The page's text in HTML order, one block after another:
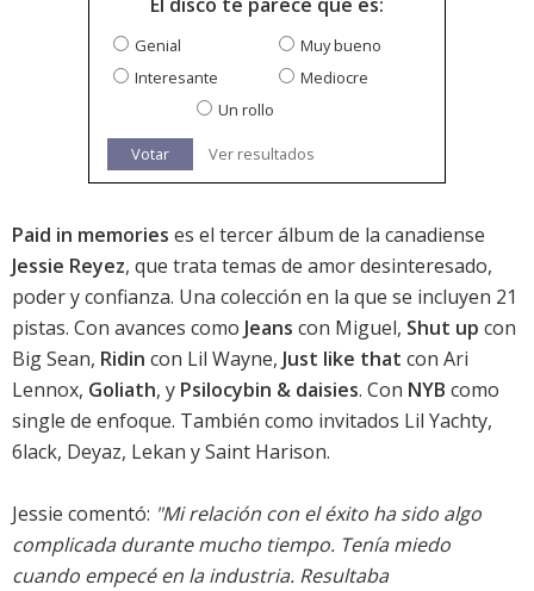
Genial
Muy bueno
Interesante
Mediocre
Un rollo
Votar Ver resultados
Paid in memories es el tercer álbum de la canadiense
Jessie Reyez, que trata temas de amor desinteresado,
poder y confianza. Una colección en la que se incluyen 21
pistas. Con avances como Jeans con Miguel, Shut up con
Big Sean, Ridin con Lil Wayne, Just like that con Ari
Lennox, Goliath, y Psilocybin & daisies. Con NYB como
single de enfoque. También como invitados Lil Yachty,
6lack, Deyaz, Lekan y Saint Harison.
Jessie comentó: "Mi relación con el éxito ha sido algo
complicada durante mucho tiempo. Tenía miedo
cuando empecé en la industria. Resultaba